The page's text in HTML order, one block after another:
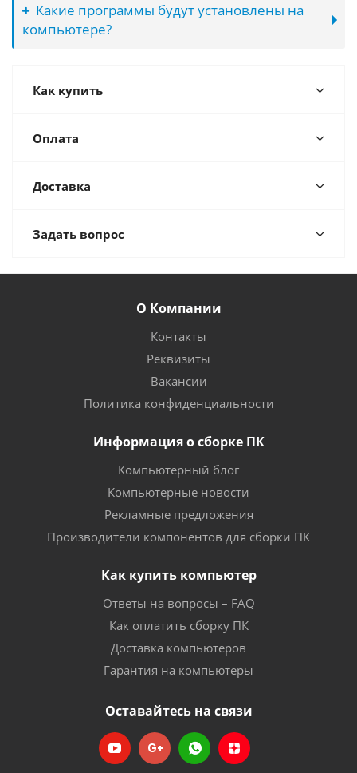
Какие программы будут установлены на
компьютере?
Как купить
Оплата
Доставка
Задать вопрос
О Компании
Контакты
Реквизиты
Вакансии
Политика конфиденциальности
Информация о сборке ПК
Компьютерный блог
Компьютерные новости
Рекламные предложения
Производители компонентов для сборки ПК
Как купить компьютер
Ответы на вопросы – FAQ
Как оплатить сборку ПК
Доставка компьютеров
Гарантия на компьютеры
Оставайтесь на связи